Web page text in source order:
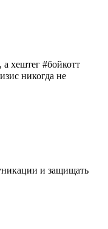
хештег #бойкотт
никогда не
и защищать